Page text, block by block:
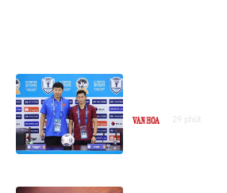
29 phút